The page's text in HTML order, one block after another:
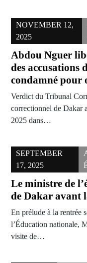
NOVEMBER 12,
2025
Abdou Nguer
des accusations
condamné pour
Verdict du Tribunal
correctionnel de Dakar
2025 dans…
SEPTEMBER
17, 2025
Le ministre de
de Dakar avant
En prélude à la rentrée
l’Éducation nationale,
visite de…